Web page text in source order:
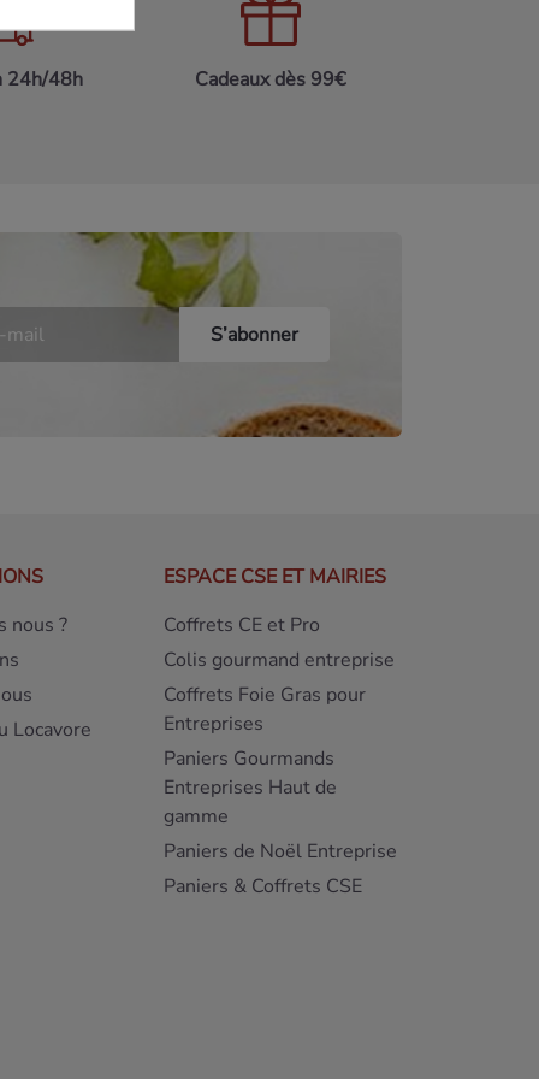
24h/48h Cadeaux dès 99€
nous ?
Locavore
ESPACE CSE ET MAIRIES
Coffrets CE et Pro
Colis gourmand entreprise
Coffrets Foie Gras pour
Entreprises
Paniers Gourmands
Entreprises Haut de
gamme
Paniers de Noël Entreprise
Paniers & Coffrets CSE